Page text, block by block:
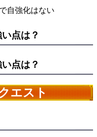
自強化はない
点は？
点は？
エスト